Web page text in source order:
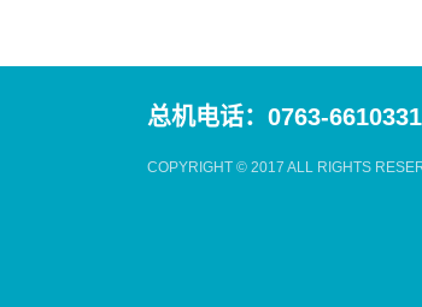
总机电话：0763-6610331
COPYRIGHT © 2017 ALL RIGHTS